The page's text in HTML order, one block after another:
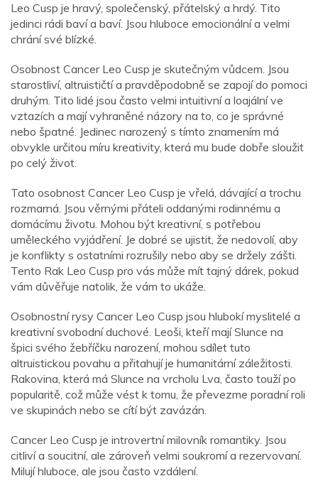
Leo Cusp je hravý, společenský, přátelský a hrdý. Tito
jedinci rádi baví a baví. Jsou hluboce emocionální a velmi
chrání své blízké.
Osobnost Cancer Leo Cusp je skutečným vůdcem. Jsou
starostliví, altruističtí a pravděpodobně se zapojí do pomoci
druhým. Tito lidé jsou často velmi intuitivní a loajální ve
vztazích a mají vyhraněné názory na to, co je správné
nebo špatné. Jedinec narozený s tímto znamením má
obvykle určitou míru kreativity, která mu bude dobře sloužit
po celý život.
Tato osobnost Cancer Leo Cusp je vřelá, dávající a trochu
rozmarná. Jsou věrnými přáteli oddanými rodinnému a
domácímu životu. Mohou být kreativní, s potřebou
uměleckého vyjádření. Je dobré se ujistit, že nedovolí, aby
je konflikty s ostatními rozrušily nebo aby se držely zášti.
Tento Rak Leo Cusp pro vás může mít tajný dárek, pokud
vám důvěřuje natolik, že vám to ukáže.
Osobnostní rysy Cancer Leo Cusp jsou hlubokí myslitelé a
kreativní svobodní duchové. Leoši, kteří mají Slunce na
špici svého žebříčku narození, mohou sdílet tuto
altruistickou povahu a přitahují je humanitární záležitosti.
Rakovina, která má Slunce na vrcholu Lva, často touží po
popularitě, což může vést k tomu, že převezme poradní roli
ve skupinách nebo se cítí být zavázán.
Cancer Leo Cusp je introvertní milovník romantiky. Jsou
citliví a soucitní, ale zároveň velmi soukromí a rezervovaní.
Milují hluboce, ale jsou často vzdálení.